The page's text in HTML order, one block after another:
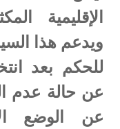
الإقليمية
ويدعم هذا
للحكم بعد
عن حالة عدم
عن الوضع